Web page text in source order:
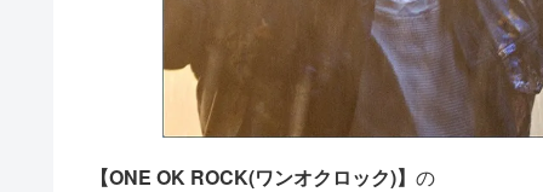
【ONE OK ROCK(ワンオクロック)】 の